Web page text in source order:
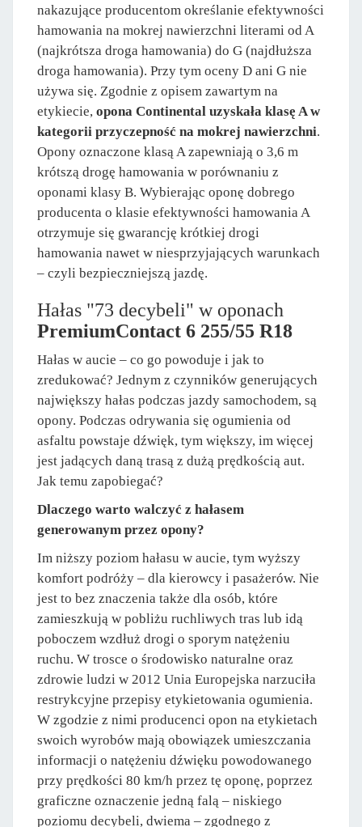
nakazujące producentom określanie efektywności
hamowania na mokrej nawierzchni literami od A
(najkrótsza droga hamowania) do G (najdłuższa
droga hamowania). Przy tym oceny D ani G nie
używa się. Zgodnie z opisem zawartym na
etykiecie, opona Continental uzyskała klasę A w
kategorii przyczepność na mokrej nawierzchni.
Opony oznaczone klasą A zapewniają o 3,6 m
krótszą drogę hamowania w porównaniu z
oponami klasy B. Wybierając oponę dobrego
producenta o klasie efektywności hamowania A
otrzymuje się gwarancję krótkiej drogi
hamowania nawet w niesprzyjających warunkach
– czyli bezpieczniejszą jazdę.
Hałas "73 decybeli" w oponach
PremiumContact 6 255/55 R18
Hałas w aucie – co go powoduje i jak to
zredukować? Jednym z czynników generujących
największy hałas podczas jazdy samochodem, są
opony. Podczas odrywania się ogumienia od
asfaltu powstaje dźwięk, tym większy, im więcej
jest jadących daną trasą z dużą prędkością aut.
Jak temu zapobiegać?
Dlaczego warto walczyć z hałasem
generowanym przez opony?
Im niższy poziom hałasu w aucie, tym wyższy
komfort podróży – dla kierowcy i pasażerów. Nie
jest to bez znaczenia także dla osób, które
zamieszkują w pobliżu ruchliwych tras lub idą
poboczem wzdłuż drogi o sporym natężeniu
ruchu. W trosce o środowisko naturalne oraz
zdrowie ludzi w 2012 Unia Europejska narzuciła
restrykcyjne przepisy etykietowania ogumienia.
W zgodzie z nimi producenci opon na etykietach
swoich wyrobów mają obowiązek umieszczania
informacji o natężeniu dźwięku powodowanego
przy prędkości 80 km/h przez tę oponę, poprzez
graficzne oznaczenie jedną falą – niskiego
poziomu decybeli, dwiema – zgodnego z